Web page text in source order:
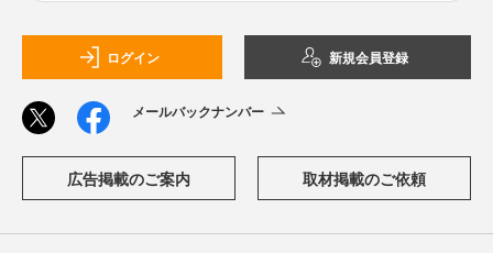
ログイン 新規会員登録
メールバックナンバー
広告掲載のご案内 取材掲載のご依頼